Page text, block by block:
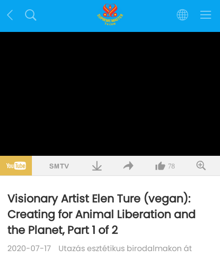
78
Visionary Artist Elen Ture (vegan):
Creating for Animal Liberation and
the Planet, Part 1 of 2
2020-07-17 Utazás esztétikus birodalmakon át